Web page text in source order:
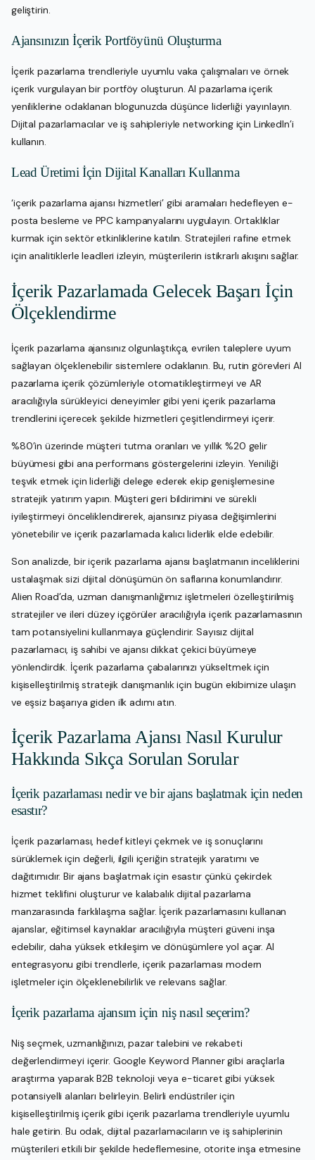
geliştirin.
Ajansınızın İçerik Portföyünü Oluşturma
İçerik pazarlama trendleriyle uyumlu vaka çalışmaları ve örnek
içerik vurgulayan bir portföy oluşturun. AI pazarlama içerik
yeniliklerine odaklanan blogunuzda düşünce liderliği yayınlayın.
Dijital pazarlamacılar ve iş sahipleriyle networking için LinkedIn’i
kullanın.
Lead Üretimi İçin Dijital Kanalları Kullanma
‘içerik pazarlama ajansı hizmetleri’ gibi aramaları hedefleyen e-
posta besleme ve PPC kampanyalarını uygulayın. Ortaklıklar
kurmak için sektör etkinliklerine katılın. Stratejileri rafine etmek
için analitiklerle leadleri izleyin, müşterilerin istikrarlı akışını sağlar.
İçerik Pazarlamada Gelecek Başarı İçin
Ölçeklendirme
İçerik pazarlama ajansınız olgunlaştıkça, evrilen taleplere uyum
sağlayan ölçeklenebilir sistemlere odaklanın. Bu, rutin görevleri AI
pazarlama içerik çözümleriyle otomatikleştirmeyi ve AR
aracılığıyla sürükleyici deneyimler gibi yeni içerik pazarlama
trendlerini içerecek şekilde hizmetleri çeşitlendirmeyi içerir.
%80’in üzerinde müşteri tutma oranları ve yıllık %20 gelir
büyümesi gibi ana performans göstergelerini izleyin. Yeniliği
teşvik etmek için liderliği delege ederek ekip genişlemesine
stratejik yatırım yapın. Müşteri geri bildirimini ve sürekli
iyileştirmeyi önceliklendirerek, ajansınız piyasa değişimlerini
yönetebilir ve içerik pazarlamada kalıcı liderlik elde edebilir.
Son analizde, bir içerik pazarlama ajansı başlatmanın inceliklerini
ustalaşmak sizi dijital dönüşümün ön saflarına konumlandırır.
Alien Road’da, uzman danışmanlığımız işletmeleri özelleştirilmiş
stratejiler ve ileri düzey içgörüler aracılığıyla içerik pazarlamasının
tam potansiyelini kullanmaya güçlendirir. Sayısız dijital
pazarlamacı, iş sahibi ve ajansı dikkat çekici büyümeye
yönlendirdik. İçerik pazarlama çabalarınızı yükseltmek için
kişiselleştirilmiş stratejik danışmanlık için bugün ekibimize ulaşın
ve eşsiz başarıya giden ilk adımı atın.
İçerik Pazarlama Ajansı Nasıl Kurulur
Hakkında Sıkça Sorulan Sorular
İçerik pazarlaması nedir ve bir ajans başlatmak için neden
esastır?
İçerik pazarlaması, hedef kitleyi çekmek ve iş sonuçlarını
sürüklemek için değerli, ilgili içeriğin stratejik yaratımı ve
dağıtımıdır. Bir ajans başlatmak için esastır çünkü çekirdek
hizmet teklifini oluşturur ve kalabalık dijital pazarlama
manzarasında farklılaşma sağlar. İçerik pazarlamasını kullanan
ajanslar, eğitimsel kaynaklar aracılığıyla müşteri güveni inşa
edebilir, daha yüksek etkileşim ve dönüşümlere yol açar. AI
entegrasyonu gibi trendlerle, içerik pazarlaması modern
işletmeler için ölçeklenebilirlik ve relevans sağlar.
İçerik pazarlama ajansım için niş nasıl seçerim?
Niş seçmek, uzmanlığınızı, pazar talebini ve rekabeti
değerlendirmeyi içerir. Google Keyword Planner gibi araçlarla
araştırma yaparak B2B teknoloji veya e-ticaret gibi yüksek
potansiyelli alanları belirleyin. Belirli endüstriler için
kişiselleştirilmiş içerik gibi içerik pazarlama trendleriyle uyumlu
hale getirin. Bu odak, dijital pazarlamacıların ve iş sahiplerinin
müşterileri etkili bir şekilde hedeflemesine, otorite inşa etmesine